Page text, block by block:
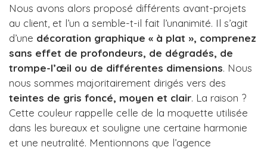
Nous avons alors proposé différents avant-projets
au client, et l’un a semble-t-il fait l’unanimité. Il s’agit
d’une décoration graphique « à plat », comprenez
sans effet de profondeurs, de dégradés, de
trompe-l’œil ou de différentes dimensions. Nous
nous sommes majoritairement dirigés vers des
teintes de gris foncé, moyen et clair. La raison ?
Cette couleur rappelle celle de la moquette utilisée
dans les bureaux et souligne une certaine harmonie
et une neutralité. Mentionnons que l’agence